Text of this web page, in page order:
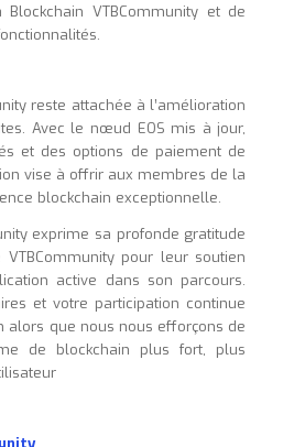
VTBCommunity et de
.
reste attachée à l’amélioration
Avec le nœud EOS mis à jour,
et des options de paiement de
vise à offrir aux membres de la
blockchain exceptionnelle.
exprime sa profonde gratitude
pour leur soutien
active dans son parcours.
et votre participation continue
alors que nous nous efforçons de
de blockchain plus fort, plus